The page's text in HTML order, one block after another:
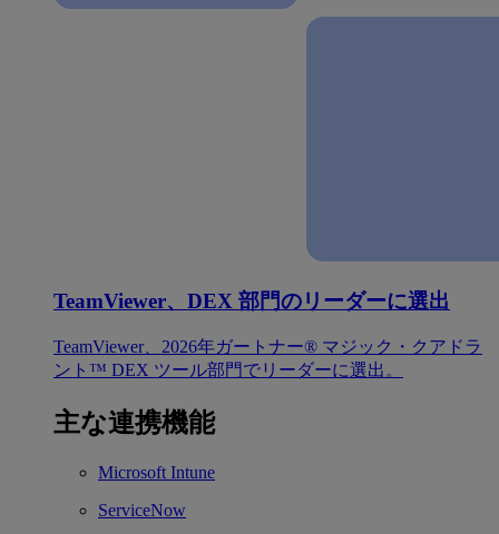
TeamViewer、DEX 部門のリーダーに選出
TeamViewer、2026年ガートナー® マジック・クアドラ
ント™ DEX ツール部門でリーダーに選出。
主な連携機能
Microsoft Intune
ServiceNow